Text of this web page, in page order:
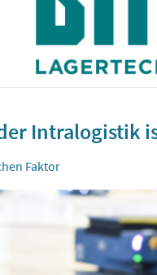
Intralogistik
Faktor